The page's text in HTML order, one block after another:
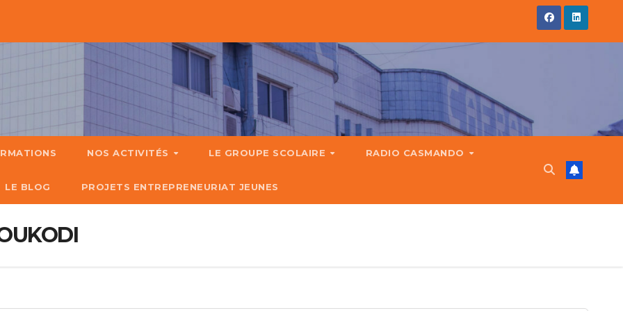
NOS ACTIVITÉS LE GROUPE SCOLAIRE RADIO CASMANDO
LE BLOG PROJETS ENTREPRENEURIAT JEUNES